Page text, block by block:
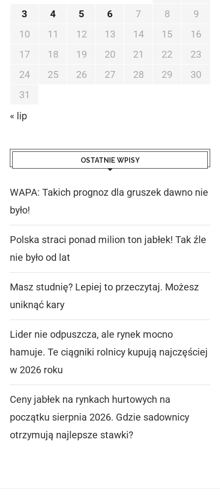
3
4 5 6 7 8
9
10
11 12 13 14 15
16
17
18 19 20 21 22
23
24
25 26 27 28 29
30
31
« lip
OSTATNIE WPISY
WAPA: Takich prognoz dla gruszek dawno nie
było!
Polska straci ponad milion ton jabłek! Tak źle
nie było od lat
Masz studnię? Lepiej to przeczytaj. Możesz
uniknąć kary
Lider nie odpuszcza, ale rynek mocno
hamuje. Te ciągniki rolnicy kupują najczęściej
w 2026 roku
Ceny jabłek na rynkach hurtowych na
początku sierpnia 2026. Gdzie sadownicy
otrzymują najlepsze stawki?